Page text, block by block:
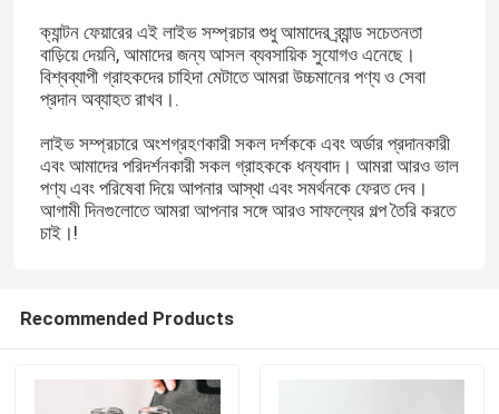
ক্যান্টন ফেয়ারের এই লাইভ সম্প্রচার শুধু আমাদের ব্র্যান্ড সচেতনতা
বাড়িয়ে দেয়নি, আমাদের জন্য আসল ব্যবসায়িক সুযোগও এনেছে।
বিশ্বব্যাপী গ্রাহকদের চাহিদা মেটাতে আমরা উচ্চমানের পণ্য ও সেবা
প্রদান অব্যাহত রাখব।.
লাইভ সম্প্রচারে অংশগ্রহণকারী সকল দর্শককে এবং অর্ডার প্রদানকারী
এবং আমাদের পরিদর্শনকারী সকল গ্রাহককে ধন্যবাদ। আমরা আরও ভাল
পণ্য এবং পরিষেবা দিয়ে আপনার আস্থা এবং সমর্থনকে ফেরত দেব।
আগামী দিনগুলোতে আমরা আপনার সঙ্গে আরও সাফল্যের গল্প তৈরি করতে
চাই।!
Recommended Products